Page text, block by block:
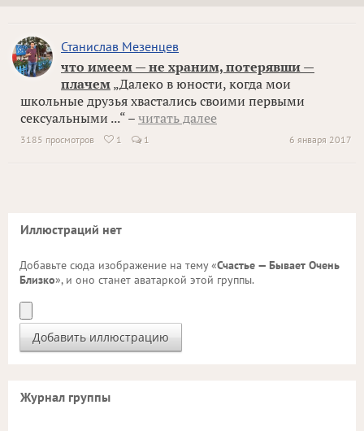
Станислав Мезенцев
что имеем — не храним, потерявши —
плачем „Далеко в юности, когда мои
школьные друзья хвастались своими первыми
сексуальными ...“ – читать далее
6 января 2017
3185 просмотров  1 1
Иллюстраций нет
Добавьте сюда изображение на тему «Счастье — Бывает Очень
Близко», и оно станет аватаркой этой группы.
Журнал группы